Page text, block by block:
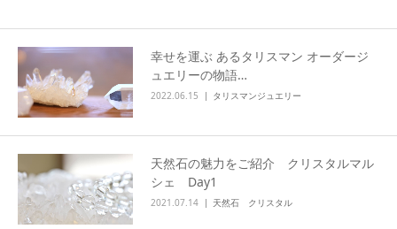
幸せを運ぶ あるタリスマン オーダージ
ュエリーの物語…
2022.06.15 タリスマンジュエリー
天然石の魅力をご紹介 クリスタルマル
シェ Day1
2021.07.14 天然石 クリスタル